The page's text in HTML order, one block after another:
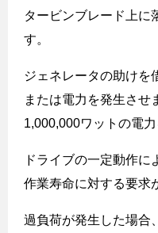
タービンブレード上に
す。
ジェネレータの助けを
または電力を発生させ
1,000,000ワットの電力
ドライブの一定動作
作業寿命に対する要求
過負荷が発生した場合